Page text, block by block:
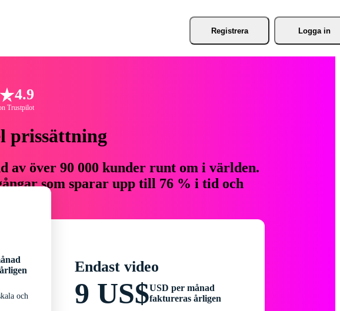
Registrera Logga in
4.9
Trustpilot
prissättning
av över 90 000 kunder runt om i världen.
som sparar upp till 76 % i tid och
och
Endast video
9 US$USD per månad
faktureras årligen